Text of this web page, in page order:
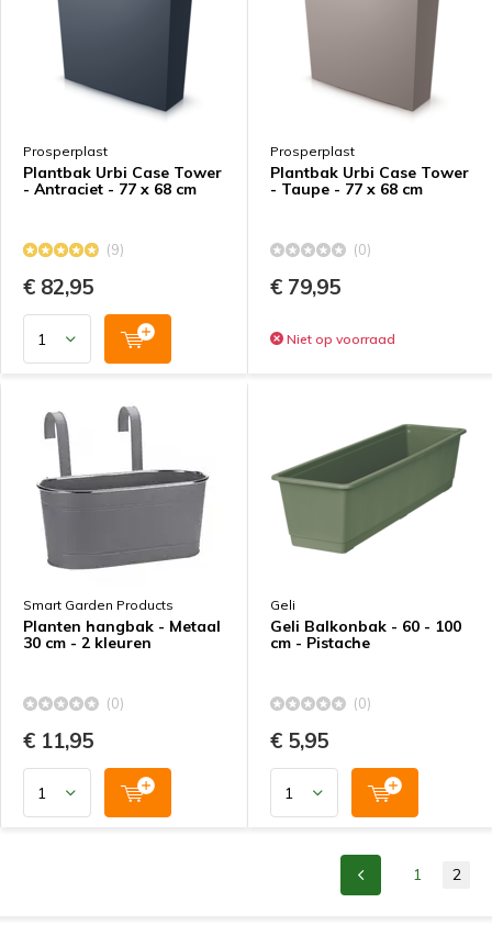
Prosperplast
Plantbak Urbi Case Tower
- Antraciet - 77 x 68 cm
(9)
€ 82,95
Prosperplast
Plantbak Urbi Case Tower
- Taupe - 77 x 68 cm
(0)
€ 79,95
Niet op voorraad
Smart Garden Products
Planten hangbak - Metaal
30 cm - 2 kleuren
(0)
€ 11,95
Geli
Geli Balkonbak - 60 - 100
cm - Pistache
(0)
€ 5,95
1 2